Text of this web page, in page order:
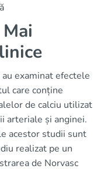
examinat efectele
care conține
de calciu utilizat
arteriale și anginei.
acestor studii sunt
realizat pe un
de Norvasc